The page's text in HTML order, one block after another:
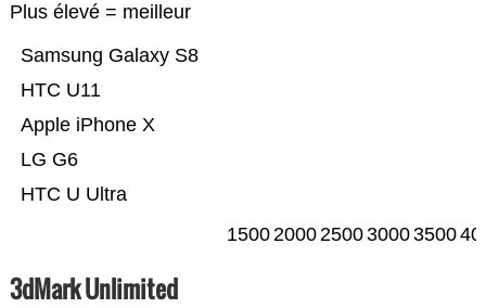
Plus élevé = meilleur
HTC U Ultra
LG G6
Apple iPhone X
HTC U11
Samsung Galaxy S8
15002000250030003500
3dMark Unlimited